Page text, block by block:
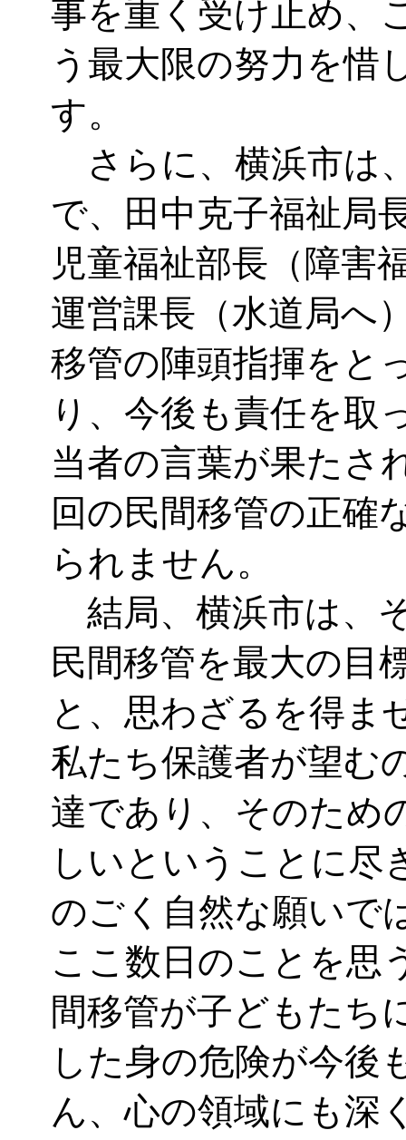
事を重く受け止め、
う最大限の努力を惜
す。
さらに、横浜市は
で、田中克子福祉局
児童福祉部長（障害
運営課長（水道局へ
移管の陣頭指揮をと
り、今後も責任を取
当者の言葉が果たさ
回の民間移管の正確
られません。
結局、横浜市は、
民間移管を最大の目
と、思わざるを得ま
私たち保護者が望む
達であり、そのため
しいということに尽
のごく自然な願いで
ここ数日のことを思
間移管が子どもたち
した身の危険が今後
ん、心の領域にも深